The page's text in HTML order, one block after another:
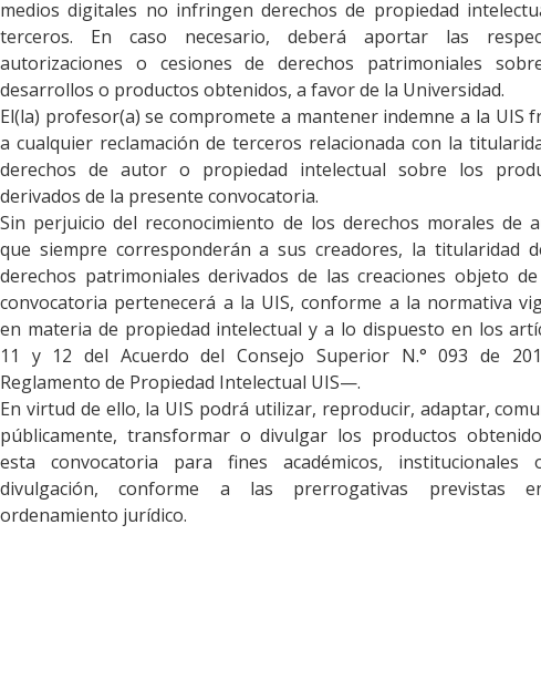
medios digitales no infringen derechos de propiedad
terceros. En caso necesario, deberá aportar las
autorizaciones o cesiones de derechos patrimoniales
desarrollos o productos obtenidos, a favor de la Universidad.
El(la) profesor(a) se compromete a mantener indemne a la UIS
a cualquier reclamación de terceros relacionada con la
derechos de autor o propiedad intelectual sobre los
derivados de la presente convocatoria.
Sin perjuicio del reconocimiento de los derechos morales de
que siempre corresponderán a sus creadores, la titularidad
derechos patrimoniales derivados de las creaciones objeto
convocatoria pertenecerá a la UIS, conforme a la normativa
en materia de propiedad intelectual y a lo dispuesto en los
11 y 12 del Acuerdo del Consejo Superior N.° 093 de
Reglamento de Propiedad Intelectual UIS—.
En virtud de ello, la UIS podrá utilizar, reproducir, adaptar,
públicamente, transformar o divulgar los productos
esta convocatoria para fines académicos, institucionales
divulgación, conforme a las prerrogativas previstas
ordenamiento jurídico.